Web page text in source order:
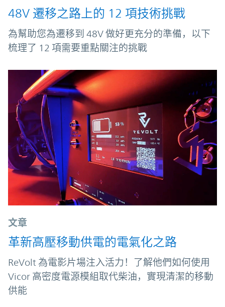
48V 遷移之路上的 12 項技術挑戰
為幫助您為遷移到 48V 做好更充分的準備，以下
梳理了 12 項需要重點關注的挑戰
文章
革新高壓移動供電的電氣化之路
ReVolt 為電影片場注入活力！了解他們如何使用
Vicor 高密度電源模組取代柴油，實現清潔的移動
供能